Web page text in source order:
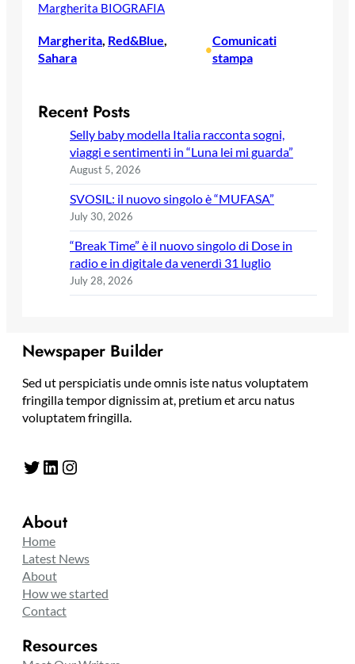
Margherita BIOGRAFIA
Margherita, Red&Blue
Sahara
•
Comunicati
stampa
Recent Posts
Selly baby modella Italia racconta sogni,
viaggi e sentimenti in “Luna lei mi guarda”
August 5, 2026
SVOSIL: il nuovo singolo è “MUFASA”
July 30, 2026
“Break Time” è il nuovo singolo di Dose in
radio e in digitale da venerdì 31 luglio
July 28, 2026
Newspaper Builder
Sed ut perspiciatis unde omnis iste natus voluptatem
fringilla tempor dignissim at, pretium et arcu natus
voluptatem fringilla.
Twitter LinkedIn Instagram
About
Home
Latest News
About
How we started
Contact
Resources